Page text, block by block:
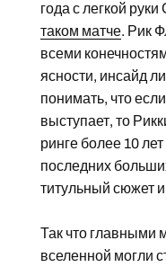
года с легкой
таком матче. Рик
всеми
ясности, инсайд
понимать, что
выступает, то
ринге более 10
последних
титульный сюжет
Так что главными
вселенной могли